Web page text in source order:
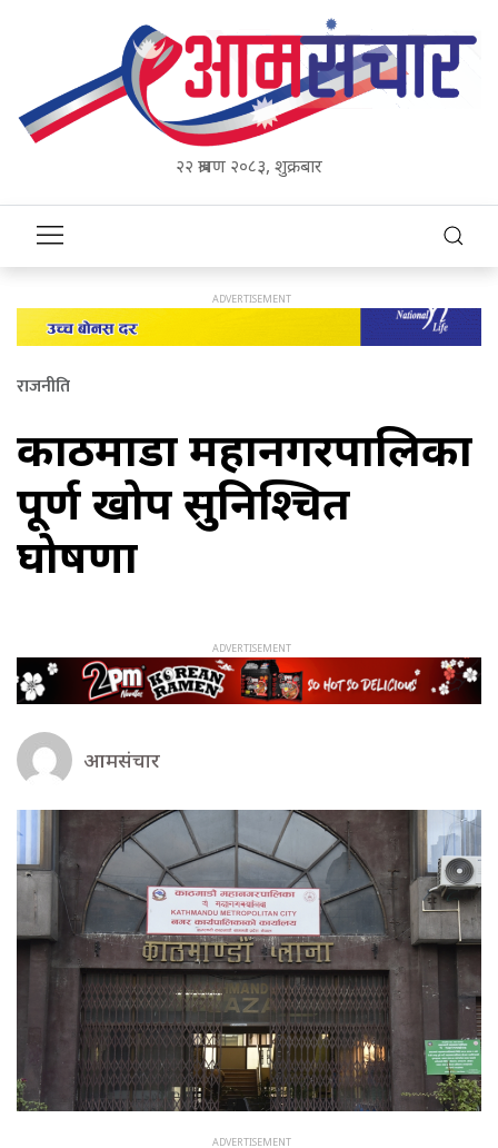
२२ श्रावण २०८३, शुक्रबार
राजनीति
काठमाडौँ महानगरपालिका
पूर्ण खोप सुनिश्चित
घोषणा
आमसंचार